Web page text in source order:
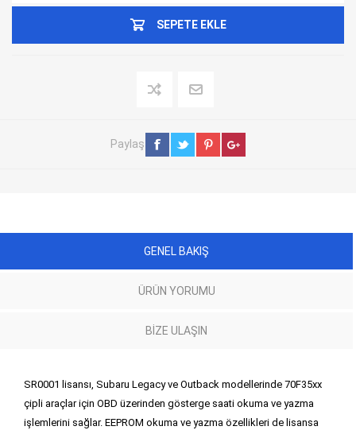
SEPETE EKLE
Paylaş
GENEL BAKIŞ
ÜRÜN YORUMU
BIZE ULAŞIN
SR0001 lisansı, Subaru Legacy ve Outback modellerinde 70F35xx
çipli araçlar için OBD üzerinden gösterge saati okuma ve yazma
işlemlerini sağlar. EEPROM okuma ve yazma özellikleri de lisansa